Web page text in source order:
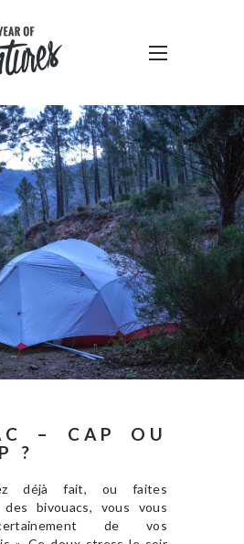
– CAP OU
?
déjà fait, ou faites
des bivouacs, vous vous
de vos